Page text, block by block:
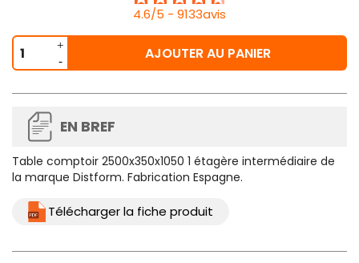
4.6/5 - 9133avis
AJOUTER AU PANIER
EN BREF
Table comptoir 2500x350x1050 1 étagère intermédiaire de
la marque Distform. Fabrication Espagne.
Télécharger la fiche produit